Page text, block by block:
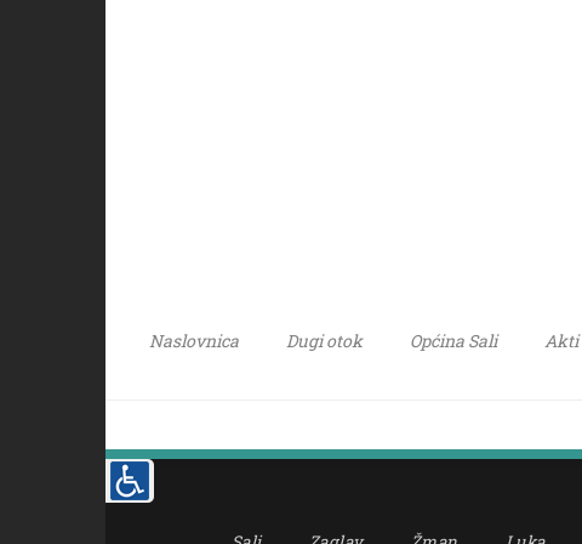
Naslovnica Dugi otok Općina Sali Akti